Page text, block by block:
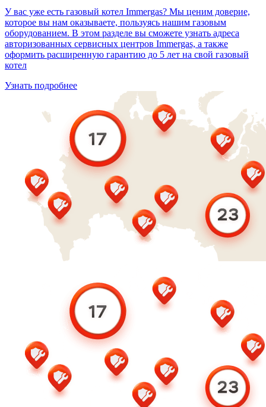
У вас уже есть газовый котел Immergas? Мы ценим доверие,
которое вы нам оказываете, пользуясь нашим газовым
оборудованием. В этом разделе вы сможете узнать адреса
авторизованных сервисных центров Immergas, а также
оформить расширенную гарантию до 5 лет на свой газовый
котел
Узнать подробнее